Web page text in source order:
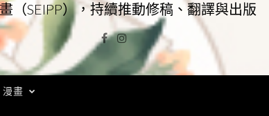
（SEIPP），持續推動修稿、翻譯與出版
Facebook
Instagram
畫